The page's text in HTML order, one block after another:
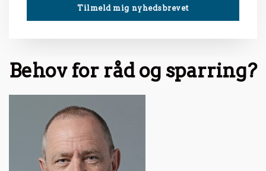
Behov for råd og sparring?